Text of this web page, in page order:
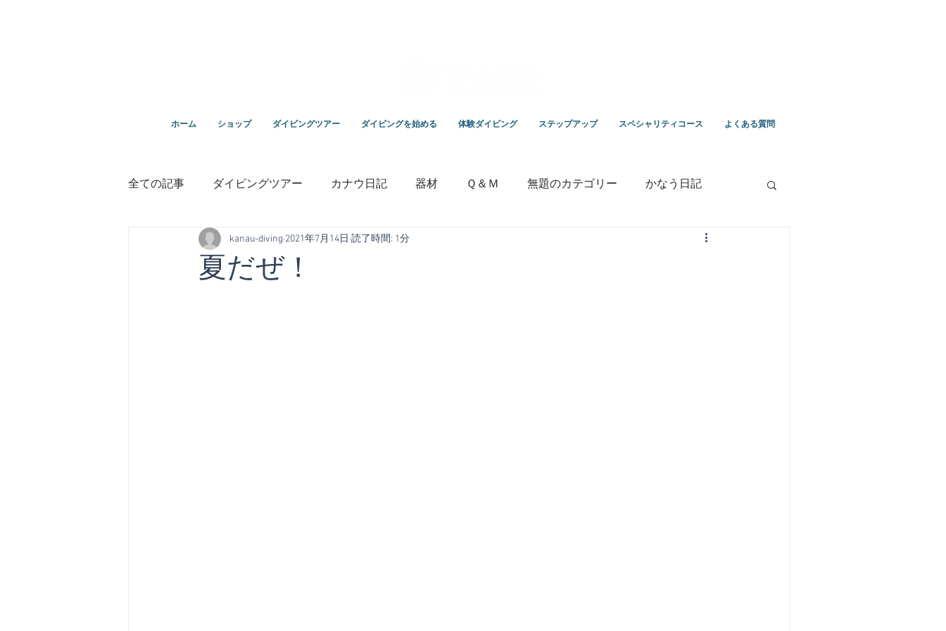
ホーム ショップ ダイビングツアー ダイビングを始める 体験ダイビング ステップアップ スペシャリティコース よくある質問
全ての記事 ダイビングツアー カナウ日記 器材 Ｑ＆Ｍ 無題のカテゴリー かなう日記
鵜来島ダイビング いっちゃんの毎日ブログ 竹野ツアー
夏だぜ！
kanau-diving 2021年7月14日 読了時間: 1分